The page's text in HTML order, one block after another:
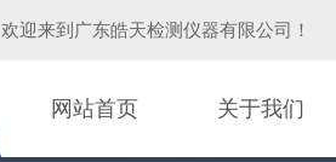
欢迎来到 广东皓天检测仪器有限公司 ！
网站首页 关于我们